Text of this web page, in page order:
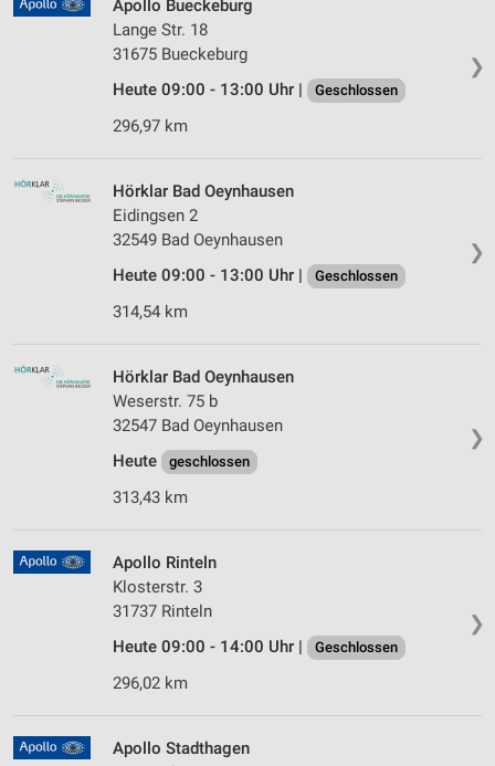
❯
Apollo Bueckeburg
Lange Str. 18
31675 Bueckeburg
Heute 09:00 - 13:00 Uhr |
Geschlossen
296,97 km
❯
Hörklar Bad Oeynhausen
Eidingsen 2
32549 Bad Oeynhausen
Heute 09:00 - 13:00 Uhr |
Geschlossen
314,54 km
❯
Hörklar Bad Oeynhausen
Weserstr. 75 b
32547 Bad Oeynhausen
Heute
geschlossen
313,43 km
❯
Apollo Rinteln
Klosterstr. 3
31737 Rinteln
Heute 09:00 - 14:00 Uhr |
Geschlossen
296,02 km
Apollo Stadthagen